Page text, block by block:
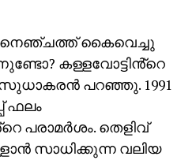
നെഞ്ചത്ത് കൈവെച്ചു
കള്ളവോട്ടിൻ്റെ
സുധാകരൻ പറഞ്ഞു. 1991
ഫലം
പരാമര്‍ശം. തെളിവ്
സാധിക്കുന്ന വലിയ